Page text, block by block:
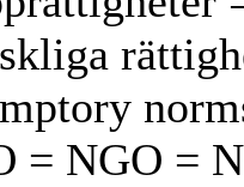
= NGO =